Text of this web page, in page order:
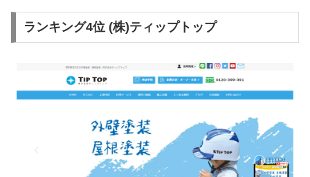
ランキング4位 (株)ティップトップ